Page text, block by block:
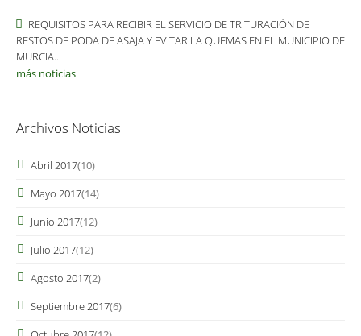
REQUISITOS PARA RECIBIR EL SERVICIO DE TRITURACIÓN DE
RESTOS DE PODA DE ASAJA Y EVITAR LA QUEMAS EN EL MUNICIPIO DE
MURCIA..
más noticias
Archivos Noticias
Abril 2017(10)
Mayo 2017(14)
Junio 2017(12)
Julio 2017(12)
Agosto 2017(2)
Septiembre 2017(6)